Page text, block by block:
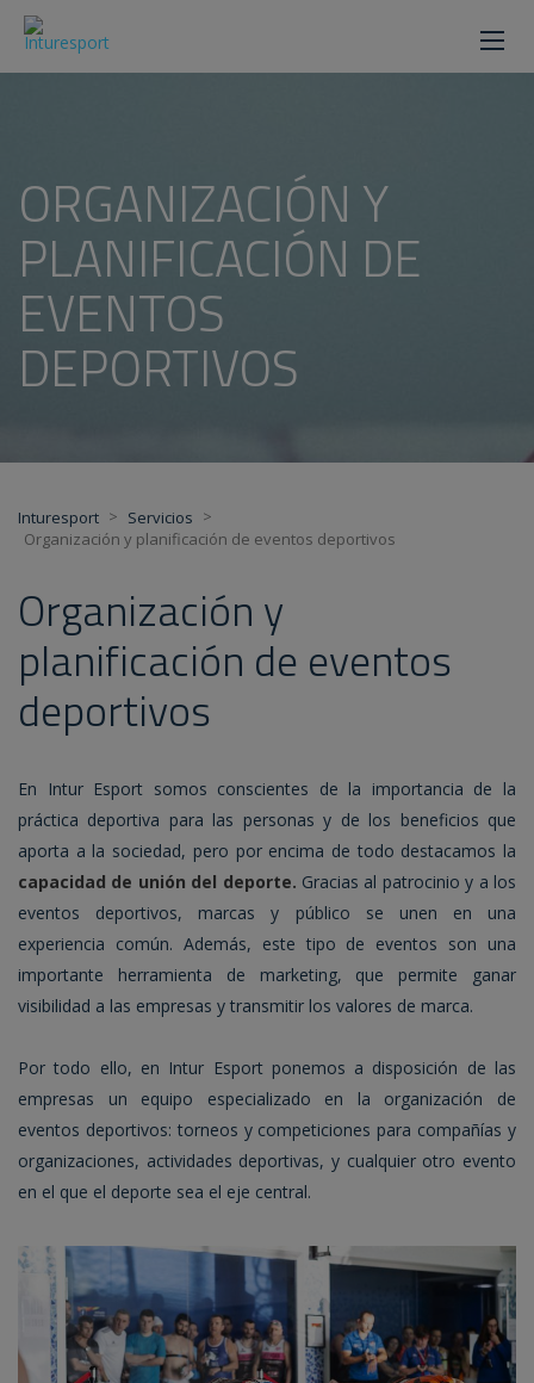
ORGANIZACIÓN Y
PLANIFICACIÓN DE
EVENTOS
DEPORTIVOS
Inturesport > Servicios >
Organización y planificación de eventos deportivos
Organización y
planificación de eventos
deportivos
En Intur Esport somos conscientes de la importancia de la
práctica deportiva para las personas y de los beneficios que
aporta a la sociedad, pero por encima de todo destacamos la
capacidad de unión del deporte. Gracias al patrocinio y a los
eventos deportivos, marcas y público se unen en una
experiencia común. Además, este tipo de eventos son una
importante herramienta de marketing, que permite ganar
visibilidad a las empresas y transmitir los valores de marca.
Por todo ello, en Intur Esport ponemos a disposición de las
empresas un equipo especializado en la organización de
eventos deportivos: torneos y competiciones para compañías y
organizaciones, actividades deportivas, y cualquier otro evento
en el que el deporte sea el eje central.